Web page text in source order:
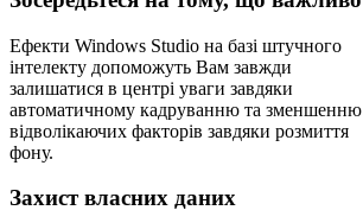
Ефекти Windows Studio на базі штучного
інтелекту допоможуть Вам завжди
залишатися в центрі уваги завдяки
автоматичному кадруванню та зменшенню
відволікаючих факторів завдяки розмиття
фону.
Захист власних даних